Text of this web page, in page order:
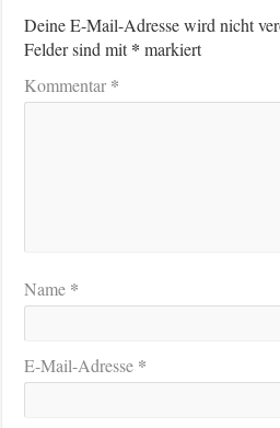
Deine E-Mail-Adresse wird nicht
Felder sind mit* markiert
Kommentar*
Name *
E-Mail-Adresse *